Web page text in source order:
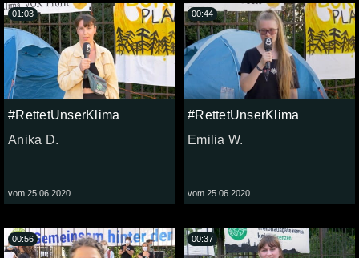
#RettetUnserKlima
Anika D.
vom 25.06.2020
01:03
#RettetUnserKlima
Emilia W.
vom 25.06.2020
00:44
00:56 00:37